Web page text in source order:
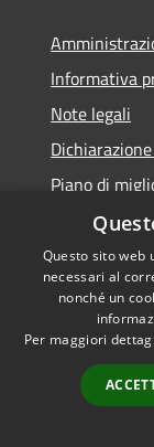
Informativa
Note legali
Piano di
Accessibilità
Privacy
Mappa del sito
Questo sito web
necessari al
nonché un
Per maggiori